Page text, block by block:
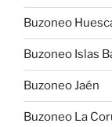
Buzoneo
Buzoneo Islas
Buzoneo Jaén
Buzoneo La